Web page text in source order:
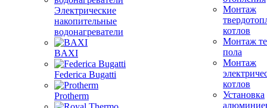
Электрические
накопительные
водонагреватели
BAXI
Federica Bugatti
Protherm
Монтаж
котлов
Монтаж
пола
Монтаж
котлов
Установка